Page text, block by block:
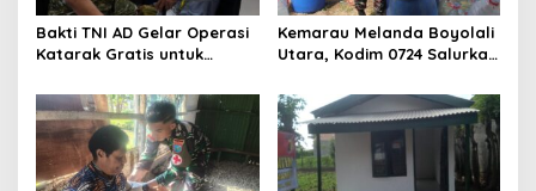
Bakti TNI AD Gelar Operasi
Katarak Gratis untuk
Kemarau Melanda Boyolali
Utara, Kodim 0724 Salurkan